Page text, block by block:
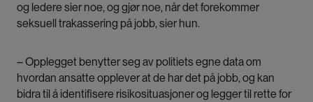
og ledere sier noe, og gjør noe, når det forekommer
seksuell trakassering på jobb, sier hun.
– Opplegget benytter seg av politiets egne data om
hvordan ansatte opplever at de har det på jobb, og kan
bidra til å identifisere risikosituasjoner og legger til rette for